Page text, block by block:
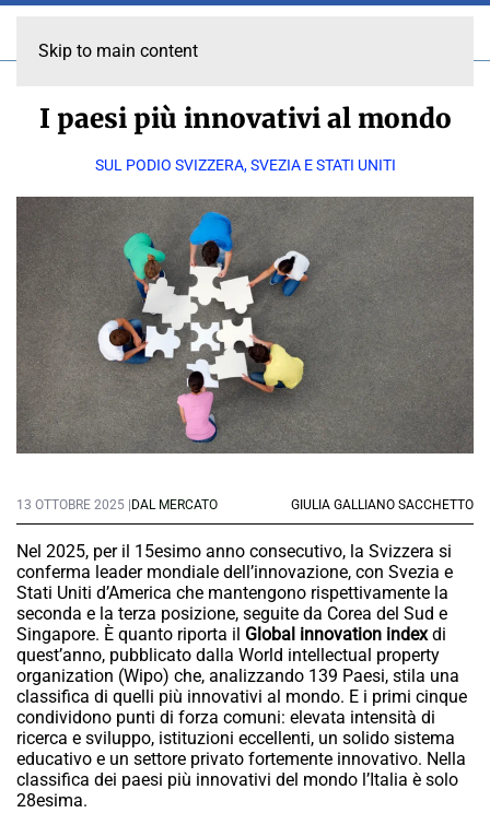
Skip to main content
I paesi più innovativi al mondo
SUL PODIO SVIZZERA, SVEZIA E STATI UNITI
13 OTTOBRE 2025 | DAL MERCATO GIULIA GALLIANO SACCHETTO
Nel 2025, per il 15esimo anno consecutivo, la Svizzera si
conferma leader mondiale dell’innovazione, con Svezia e
Stati Uniti d’America che mantengono rispettivamente la
seconda e la terza posizione, seguite da Corea del Sud e
Singapore. È quanto riporta il Global innovation indexdi
quest’anno, pubblicato dalla World intellectual property
organization (Wipo) che, analizzando 139 Paesi, stila una
classifica di quelli più innovativi al mondo. E i primi cinque
condividono punti di forza comuni: elevata intensità di
ricerca e sviluppo, istituzioni eccellenti, un solido sistema
educativo e un settore privato fortemente innovativo. Nella
classifica dei paesi più innovativi del mondo l’Italia è solo
28esima.